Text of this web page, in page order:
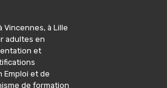
à Lille
adultes en
et
Emploi et de
de formation